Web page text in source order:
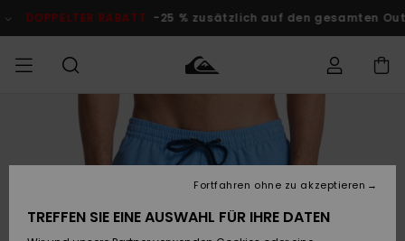
Produktinformation
RABATT -25 % zusätzlich auf den gesamten Outlet-
MÄNNER Kleidung
Accessoires
Kleidung
Accessoires
FRAUEN
Shop
Brandneu
Surf Shop
Männer
Kinder
Snow Shop
Männer
Snow Shop
Kinder
Outlet
Herren
KINDER
Bestellung
zugreifen
TREFFEN SIE EINE AUSWAHL FÜR IHRE DATEN
Fortfahren ohne zu akzeptieren